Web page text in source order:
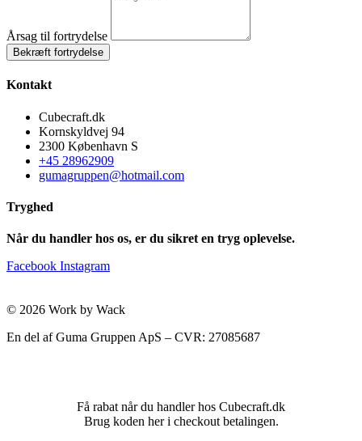
Årsag til fortrydelse
Bekræft fortrydelse
Kontakt
Cubecraft.dk
Kornskyldvej 94
2300 København S
+45 28962909
gumagruppen@hotmail.com
Tryghed
Når du handler hos os, er du sikret en tryg oplevelse.
Facebook Instagram
© 2026 Work by Wack
En del af Guma Gruppen ApS – CVR: 27085687
Få rabat når du handler hos Cubecraft.dk
Brug koden her i checkout betalingen.